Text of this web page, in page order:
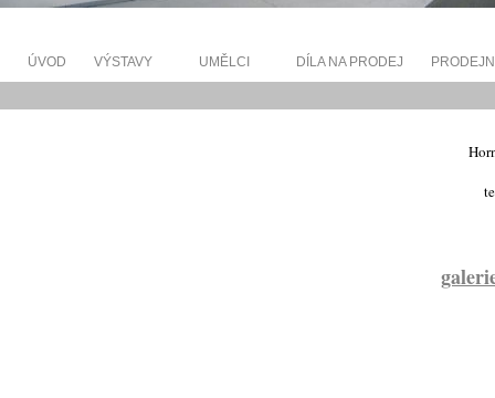
ÚVOD VÝSTAVY UMĚLCI DÍLA NA PRODEJ